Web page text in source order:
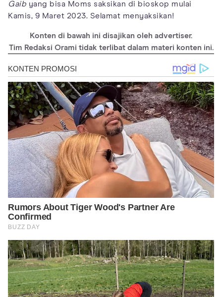
Gaib yang bisa Moms saksikan di bioskop mulai
Kamis, 9 Maret 2023. Selamat menyaksikan!
Konten di bawah ini disajikan oleh advertiser.
Tim Redaksi Orami tidak terlibat dalam materi konten ini.